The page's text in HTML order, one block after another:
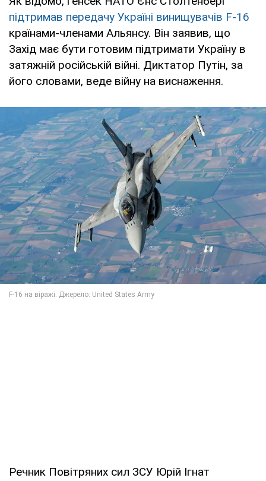
підтримав передачу Україні винищувачів F-16
країнами-членами Альянсу. Він заявив, що
Захід має бути готовим підтримати Україну в
затяжній російській війні. Диктатор Путін, за
його словами, веде війну на виснаження.
Речник Повітряних сил ЗСУ Юрій Ігнат